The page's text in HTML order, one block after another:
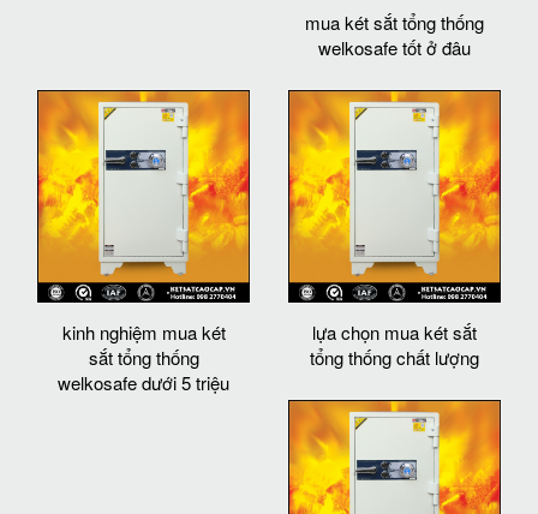
mua két sắt tổng thống
welkosafe tốt ở đâu
kinh nghiệm mua két
sắt tổng thống
welkosafe dưới 5 triệu
lựa chọn mua két sắt
tổng thống chất lượng